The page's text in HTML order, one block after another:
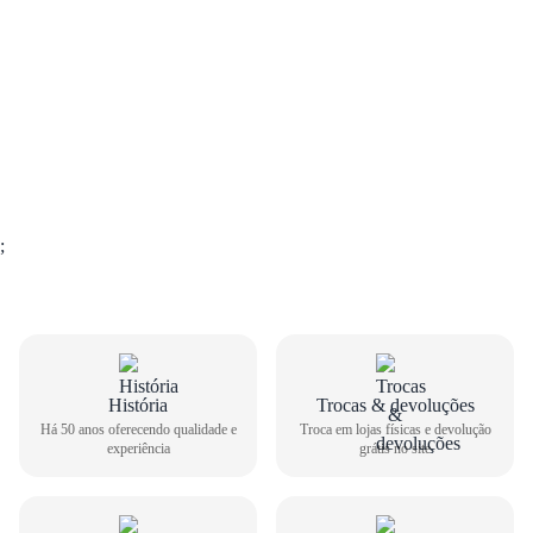
GUIA DE TAMANHOS
Tamanco Usaflex Feminino PA01002
;
História
Há 50 anos oferecendo qualidade e
experiência
Trocas & devoluções
Troca em lojas físicas e devolução
grátis no site